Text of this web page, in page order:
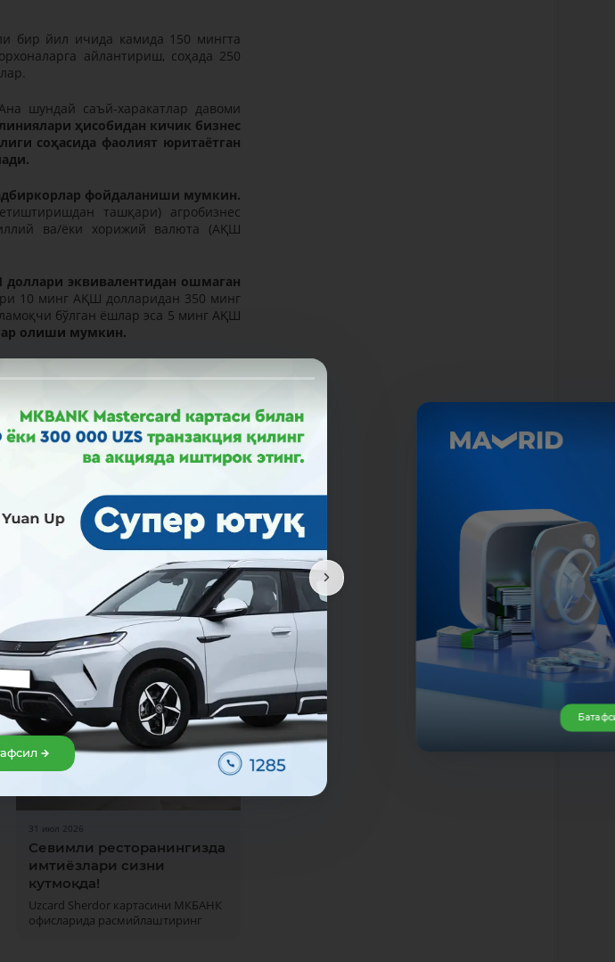
бир йил ичида камида 150 мингта
айлантириш, соҳада 250
шундай саъй-харакатлар давоми
ҳисобидан кичик бизнес
соҳасида фаолият юритаётган
фойдаланиши мумкин.
ташқари) агробизнес
ва/ёки хорижий валюта (AҚШ
эквивалентидан ошмаган
10 минг AҚШ долларидан 350 минг
бўлган ёшлар эса 5 минг AҚШ
олиши мумкин.
олиши учун банк томонидан олти
фойдаланиши мумкин.
Банк Aхборот хизмати
31 июл 2026
Севимли ресторанингизда
имтиёзлари сизни
кутмоқда!
Uzcard Sherdor картасини МКБАНК
офисларида расмийлаштиринг